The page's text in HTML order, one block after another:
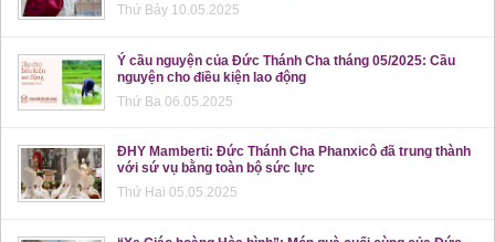
Thứ Bảy 10.05.2025
Ý cầu nguyện của Đức Thánh Cha tháng 05/2025: Cầu
nguyện cho điều kiện lao động
Thứ Ba 06.05.2025
ĐHY Mamberti: Đức Thánh Cha Phanxicô đã trung thành
với sứ vụ bằng toàn bộ sức lực
Thứ Hai 05.05.2025